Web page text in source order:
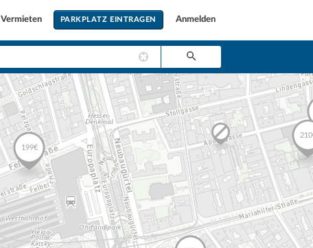
Vermieten PARKPLATZ EINTRAGEN Anmelden